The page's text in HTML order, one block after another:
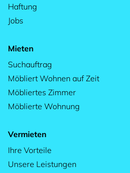
Haftung
Jobs
Mieten
Suchauftrag
Möbliert Wohnen auf Zeit
Möbliertes Zimmer
Möblierte Wohnung
Vermieten
Ihre Vorteile
Unsere Leistungen